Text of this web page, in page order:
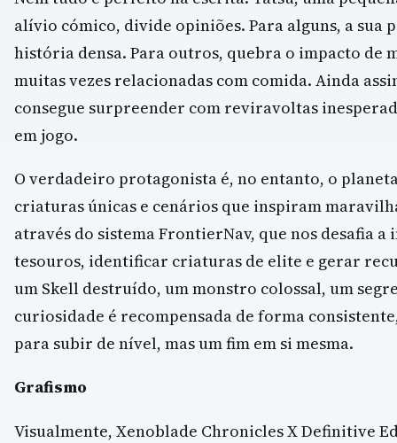
alívio cómico, divide opiniões. Para alguns, a sua
história densa. Para outros, quebra o impacto de
muitas vezes relacionadas com comida. Ainda
consegue surpreender com reviravoltas
em jogo.
O verdadeiro protagonista é, no entanto, o
criaturas únicas e cenários que inspiram
através do sistema FrontierNav, que nos desafia
tesouros, identificar criaturas de elite e gerar
um Skell destruído, um monstro colossal, um
curiosidade é recompensada de forma
para subir de nível, mas um fim em si mesma.
Grafismo
Visualmente, Xenoblade Chronicles X Definitive